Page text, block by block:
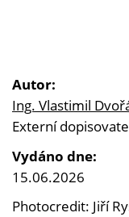
Autor:
Ing. Vlastimil
Externí
Vydáno dne:
15.06.2026
Photocredit: Jiří